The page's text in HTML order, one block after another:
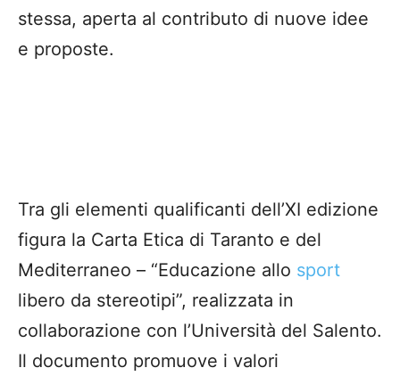
stessa, aperta al contributo di nuove idee
e proposte.
Tra gli elementi qualificanti dell’XI edizione
figura la Carta Etica di Taranto e del
Mediterraneo – “Educazione allo sport
libero da stereotipi”, realizzata in
collaborazione con l’Università del Salento.
Il documento promuove i valori